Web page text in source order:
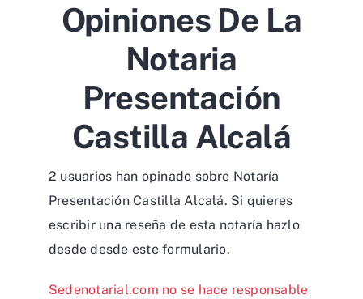
Opiniones De La
Notaria
Presentación
Castilla Alcalá
2 usuarios han opinado sobre Notaría
Presentación Castilla Alcalá. Si quieres
escribir una reseña de esta notaría hazlo
desde desde este formulario.
Sedenotarial.com no se hace responsable